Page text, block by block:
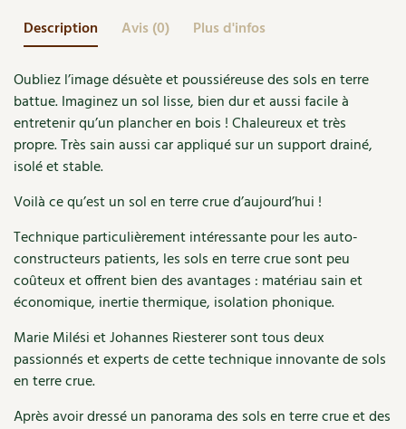
Cuisine saine
Manger bio
Cures, régimes
Dessert, Boulangerie
Techniques, conservation, organisation
Agenda, calendrier
NOUVEAUTÉS
Feuilleter le catalogue
Le magazine Les 4 saisons
Stages
Cartes cadeau
Séjourner en Trièves
Nous contacter
Outils et ustensiles du jardin
Biodiversité
Ravageurs et maladies au jardin
Petit élevage
Alimentation et nutrition
Recettes de printemps
Recettes par type de plat
Recettes sans gluten
Forums
Jardin bio
Habitat écologique
Société et alternatives
Les 4 saisons& vous
Description Avis (0) Plus d'infos
Oubliez l’image désuète et poussiéreuse des sols en terre
battue. Imaginez un sol lisse, bien dur et aussi facile à
entretenir qu’un plancher en bois ! Chaleureux et très
propre. Très sain aussi car appliqué sur un support drainé,
isolé et stable.
Voilà ce qu’est un sol en terre crue d’aujourd’hui !
Technique particulièrement intéressante pour les auto-
constructeurs patients, les sols en terre crue sont peu
coûteux et offrent bien des avantages : matériau sain et
économique, inertie thermique, isolation phonique.
Marie Milési et Johannes Riesterer sont tous deux
passionnés et experts de cette technique innovante de sols
en terre crue.
Après avoir dressé un panorama des sols en terre crue et des